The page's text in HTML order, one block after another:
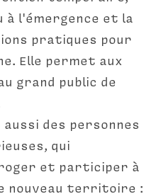
à l'émergence et la
pratiques pour
Elle permet aux
grand public de
des personnes
qui
et participer à
nouveau territoire :